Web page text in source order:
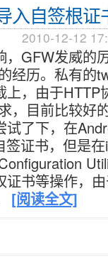
入自签根证
2010-12-12
GFW发威的
经历。私有的
，由于HTTP
，目前比较好
了下，在
证书，但是
书等操作，
[阅读全文]